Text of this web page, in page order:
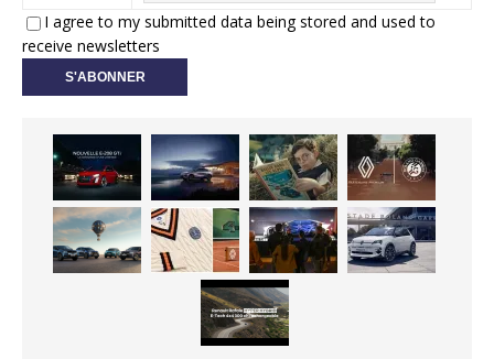
I agree to my submitted data being stored and used to
receive newsletters